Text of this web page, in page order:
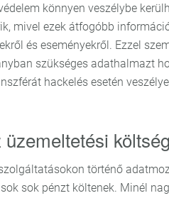
könnyen veszélybe
mivel ezek átfogóbb
és eseményekről. Ezzel
szükséges adathalmazt
hackelés esetén
történő
sok pénzt költenek. Minél